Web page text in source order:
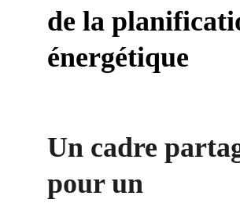
de la
énergétique
Un cadre
pour un